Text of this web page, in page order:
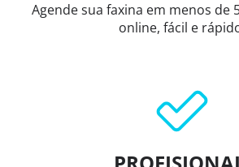
Agende sua faxina em menos de
online, fácil e